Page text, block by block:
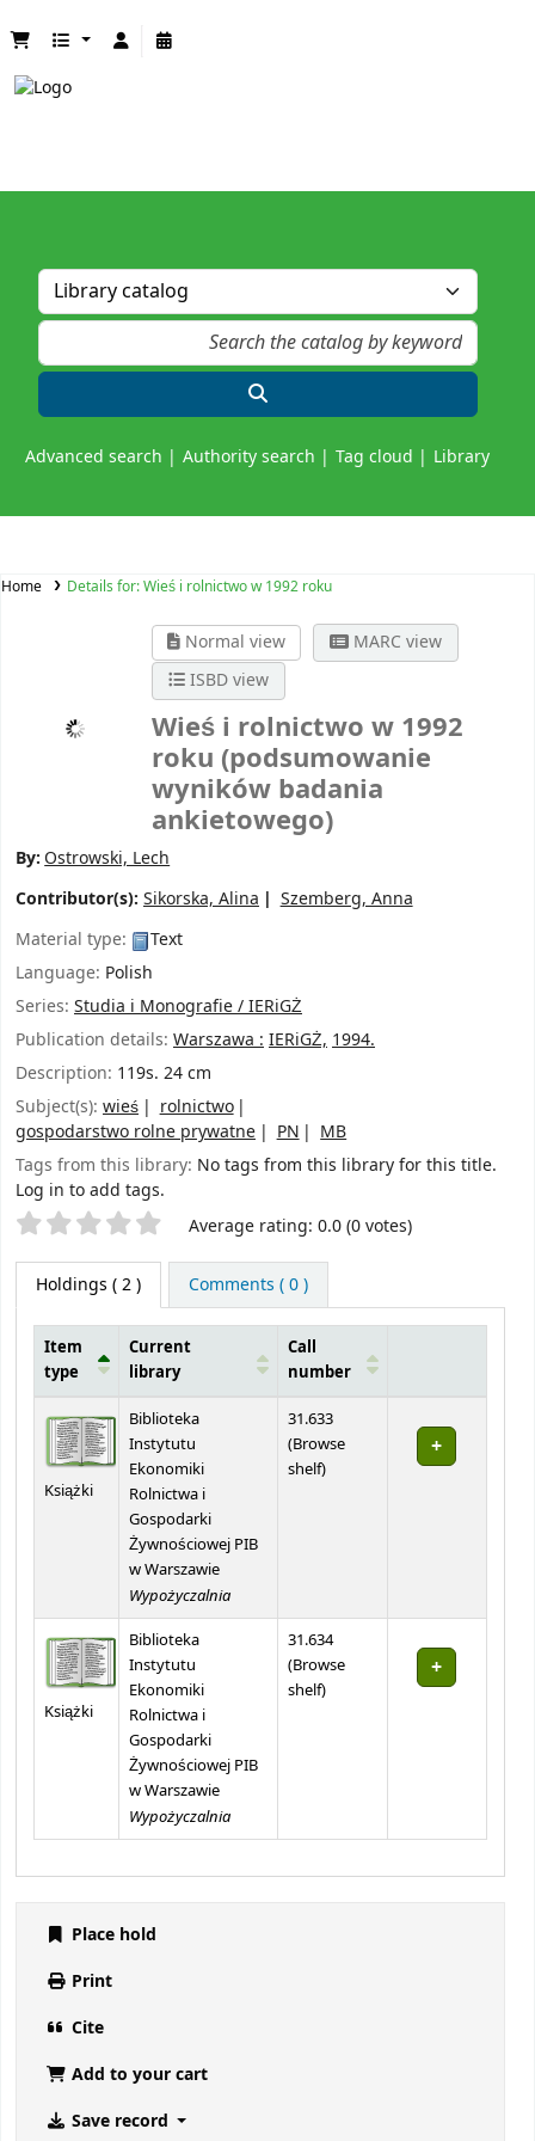
Advanced search Authority search Tag cloud Library
Home Details for:Wieś i rolnictwo w 1992 roku
Normal view
MARC view
ISBD view
Wieś i rolnictwo w 1992
roku (podsumowanie
wyników badania
ankietowego)
By: Ostrowski, Lech
Contributor(s): Sikorska, Alina
Szemberg, Anna
Material type:
Text
Language: Polish
Series: Studia i Monografie / IERiGŻ
Publication details: Warszawa :IERiGŻ,1994.
Description: 119s. 24 cm
Subject(s): wieś
rolnictwo
gospodarstwo rolne prywatne
PN
MB
Tags from this library: No tags from this library for this title.
Log in to add tags.
Star ratings Average rating: 0.0 (0 votes)
Holdings ( 2 ) Comments ( 0 )
Item
type
Current
library
Call
number
Książki
Biblioteka
Instytutu
Ekonomiki
Rolnictwa i
Gospodarki
Żywnościowej PIB
w Warszawie
Wypożyczalnia
31.633
(Browse
shelf(Opens below)
)
Książki
Biblioteka
Instytutu
Ekonomiki
Rolnictwa i
Gospodarki
Żywnościowej PIB
w Warszawie
Wypożyczalnia
31.634
(Browse
shelf(Opens below)
)
Place hold
Print
Cite
Add to your cart
Save record